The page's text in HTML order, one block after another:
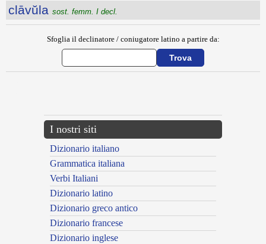
clāvŭla sost. femm. I decl.
Sfoglia il declinatore / coniugatore latino a partire da:
I nostri siti
Dizionario italiano
Grammatica italiana
Verbi Italiani
Dizionario latino
Dizionario greco antico
Dizionario francese
Dizionario inglese